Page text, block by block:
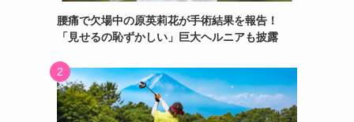
腰痛で欠場中の原英莉花が手術結果を報告！
「見せるの恥ずかしい」巨大ヘルニアも披露